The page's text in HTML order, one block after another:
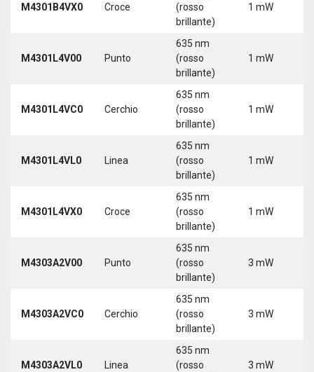
M4301B4VX0 Croce
(rosso
brillante)
1 mW
M4301L4V00 Punto
635 nm
(rosso
brillante)
1 mW
M4301L4VC0 Cerchio
635 nm
(rosso
brillante)
1 mW
M4301L4VL0 Linea
635 nm
(rosso
brillante)
1 mW
M4301L4VX0 Croce
635 nm
(rosso
brillante)
1 mW
M4303A2V00 Punto
635 nm
(rosso
brillante)
3 mW
M4303A2VC0 Cerchio
635 nm
(rosso
brillante)
3 mW
M4303A2VL0 Linea
635 nm
(rosso
3 mW